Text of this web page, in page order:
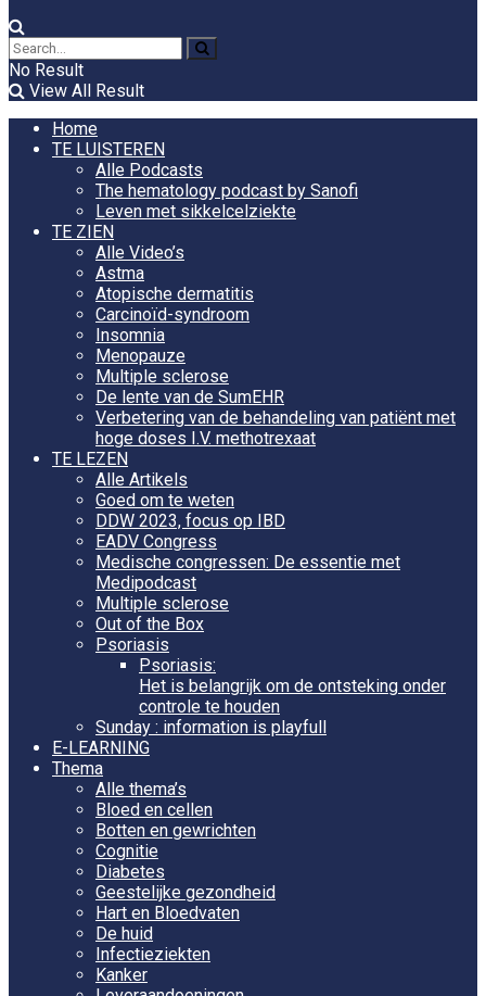
No Result
View All Result
Home
TE LUISTEREN
Alle Podcasts
The hematology podcast by Sanofi
Leven met sikkelcelziekte
TE ZIEN
Alle Video’s
Astma
Atopische dermatitis
Carcinoïd-syndroom
Insomnia
Menopauze
Multiple sclerose
De lente van de SumEHR
Verbetering van de behandeling van patiënt met
hoge doses I.V. methotrexaat
TE LEZEN
Alle Artikels
Goed om te weten
DDW 2023, focus op IBD
EADV Congress
Medische congressen: De essentie met
Medipodcast
Multiple sclerose
Out of the Box
Psoriasis
Psoriasis:
Het is belangrijk om de ontsteking onder
controle te houden
Sunday : information is playfull
E-LEARNING
Thema
Alle thema’s
Bloed en cellen
Botten en gewrichten
Cognitie
Diabetes
Geestelijke gezondheid
Hart en Bloedvaten
De huid
Infectieziekten
Kanker